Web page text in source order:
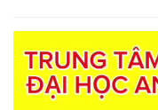
Video